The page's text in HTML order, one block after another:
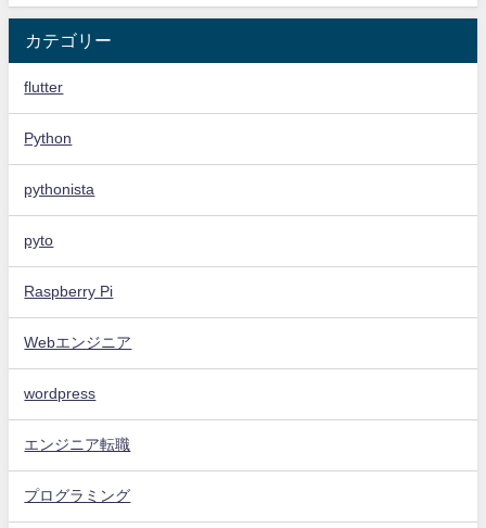
カテゴリー
flutter
Python
pythonista
pyto
Raspberry Pi
Webエンジニア
wordpress
エンジニア転職
プログラミング